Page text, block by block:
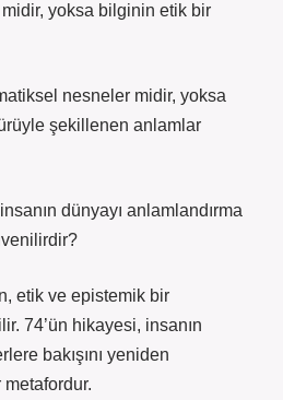
yoksa bilginin etik bir
nesneler midir, yoksa
şekillenen anlamlar
dünyayı anlamlandırma
etik ve epistemik bir
74’ün hikayesi, insanın
bakışını yeniden